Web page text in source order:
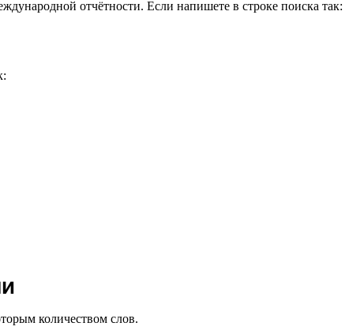
отчётности. Если напишете в строке поиска так:
количеством слов.